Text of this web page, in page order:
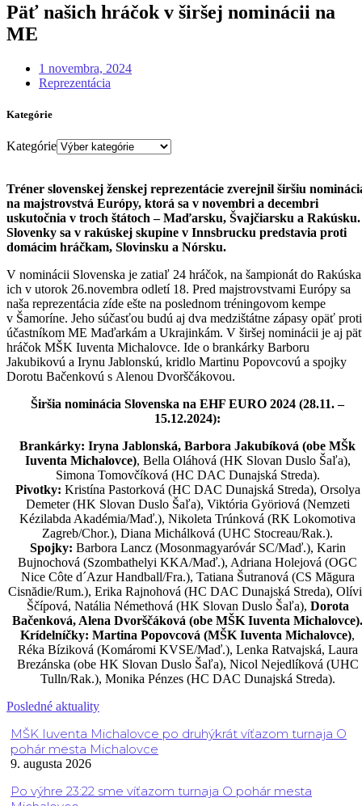
Päť našich hráčok v širšej nominácii na
ME
1 novembra, 2024
Reprezentácia
Kategórie
Kategórie
Tréner slovenskej ženskej reprezentácie zverejnil širšiu
na majstrovstvá Európy, ktorá sa v novembri a decembri
uskutočnia v troch štátoch – Maďarsku, Švajčiarsku a Rakúsku.
Slovenky sa v rakúskej skupine v Innsbrucku predstavia proti
domácim hráčkam, Slovinsku a Nórsku.
V nominácii Slovenska je zatiaľ 24 hráčok, na šampionát do Rakúska
ich v utorok 26.novembra odletí 18. Pred majstrovstvami Európy sa
naša reprezentácia zíde ešte na poslednom tréningovom kempe
v Šamoríne. Jeho súčasťou budú aj dva medzištátne zápasy opäť proti
účastníkom ME Maďarkám a Ukrajinkám. V širšej nominácii je aj
hráčok MŠK Iuventa Michalovce. Ide o brankárky Barboru
Jakubikovú a Irynu Jablonskú, kridlo Martinu Popovcovú a spojky
Dorotu Bačenkovú s Alenou Dvorščákovou.
Širšia nominácia Slovenska na EHF EURO 2024 (28.11. –
15.12.2024):
Brankárky: Iryna Jablonská, Barbora Jakubíková (obe MŠk
Iuventa Michalovce), Bella Oláhová (HK Slovan Duslo Šaľa),
Simona Tomovčíková (HC DAC Dunajská Streda).
Pivotky: Kristína Pastorková (HC DAC Dunajská Streda), Orsolya
Demeter (HK Slovan Duslo Šaľa), Viktória Györiová (Nemzeti
Kézilabda Akadémia/Maď.), Nikoleta Trúnková (RK Lokomotiva
Zagreb/Chor.), Diana Michálková (UHC Stocreau/Rak.).
Spojky: Barbora Lancz (Mosonmagyaróvár SC/Maď.), Karin
Bujnochová (Szombathelyi KKA/Maď.), Adriana Holejová (OGC
Nice Côte d´Azur Handball/Fra.), Tatiana Šutranová (CS Măgura
Cisnădie/Rum.), Erika Rajnohová (HC DAC Dunajská Streda),
Ščípová, Natália Némethová (HK Slovan Duslo Šaľa), Dorota
Bačenková, Alena Dvorščáková (obe MŠK Iuventa Michalovce).
Krídelníčky: Martina Popovcová (MŠK Iuventa Michalovce),
Réka Bíziková (Komáromi KVSE/Maď.), Lenka Ratvajská, Laura
Brezánska (obe HK Slovan Duslo Šaľa), Nicol Nejedlíková (UHC
Tulln/Rak.), Monika Pénzes (HC DAC Dunajská Streda).
Posledné aktuality
MŠK Iuventa Michalovce po druhýkrát víťazom turnaja O
pohár mesta Michalovce
9. augusta 2026
Po výhre 23:22 sme víťazom turnaja O pohár mesta